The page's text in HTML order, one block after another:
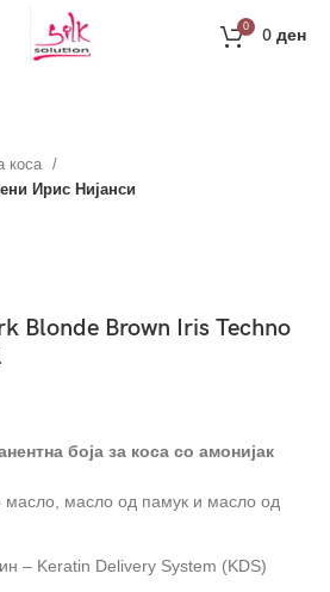
0 0ден
коса
Ирис Нијанси
Blonde Brown Iris Techno
боја за коса со амонијак
масло, масло од памук и масло од
– Keratin Delivery System (KDS)
и добиј на меил код за 10%
на прва нарачка